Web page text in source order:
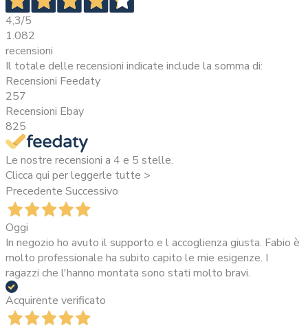
4,3/5
1.082
recensioni
Il totale delle recensioni indicate include la somma di:
Recensioni Feedaty
257
Recensioni Ebay
825
Le nostre recensioni a 4 e 5 stelle.
Clicca qui per leggerle tutte >
Precedente Successivo
Oggi
In negozio ho avuto il supporto e l accoglienza giusta. Fabio è
molto professionale ha subito capito le mie esigenze. I
ragazzi che l'hanno montata sono stati molto bravi.
Acquirente verificato